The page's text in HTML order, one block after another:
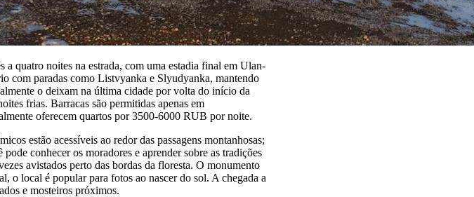
a quatro noites na estrada, com uma estadia final em Ulan-
com paradas como Listvyanka e Slyudyanka, mantendo
o deixam na última cidade por volta do início da
frias. Barracas são permitidas apenas em
oferecem quartos por 3500-6000 RUB por noite.
estão acessíveis ao redor das passagens montanhosas;
conhecer os moradores e aprender sobre as tradições
avistados perto das bordas da floresta. O monumento
o local é popular para fotos ao nascer do sol. A chegada a
e mosteiros próximos.